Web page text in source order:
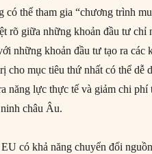
có thể tham gia “chương trình
rõ giữa những khoản đầu tư chỉ
những khoản đầu tư tạo ra các
cho mục tiêu thứ nhất có thể dễ
năng lực thực tế và giảm chi phí
châu Âu.
có khả năng chuyển đổi